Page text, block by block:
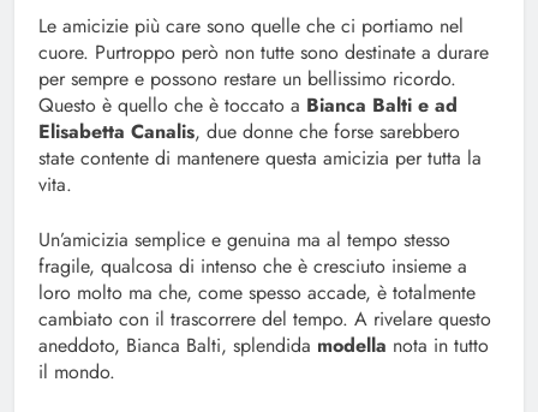
Le amicizie più care sono quelle che ci portiamo nel
cuore. Purtroppo però non tutte sono destinate a durare
per sempre e possono restare un bellissimo ricordo.
Questo è quello che è toccato a Bianca Balti e ad
Elisabetta Canalis, due donne che forse sarebbero
state contente di mantenere questa amicizia per tutta la
vita.
Un’amicizia semplice e genuina ma al tempo stesso
fragile, qualcosa di intenso che è cresciuto insieme a
loro molto ma che, come spesso accade, è totalmente
cambiato con il trascorrere del tempo. A rivelare questo
aneddoto, Bianca Balti, splendida modella nota in tutto
il mondo.